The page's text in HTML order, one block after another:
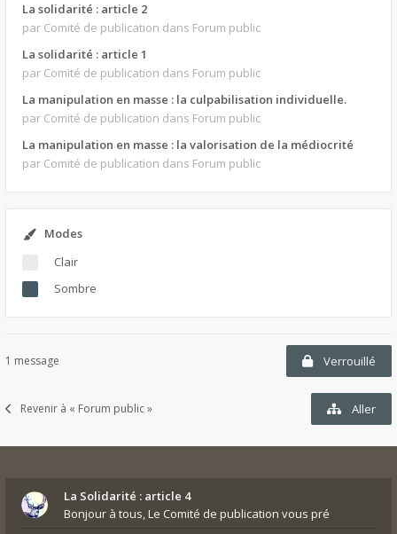
La solidarité : article 2
par Comité de publication dans Forum public
La solidarité : article 1
par Comité de publication dans Forum public
La manipulation en masse : la culpabilisation individuelle.
par Comité de publication dans Forum public
La manipulation en masse : la valorisation de la médiocrité
par Comité de publication dans Forum public
Modes
Clair
Sombre
1 message Verrouillé
Revenir à « Forum public » Aller
La Solidarité : article 4
Bonjour à tous, Le Comité de publication vous pré